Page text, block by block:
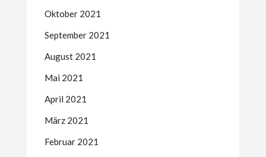
Oktober 2021
September 2021
August 2021
Mai 2021
April 2021
März 2021
Februar 2021